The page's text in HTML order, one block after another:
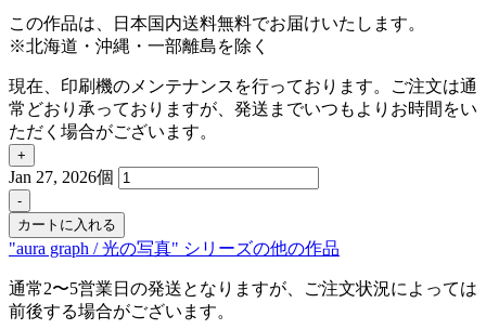
この作品は、日本国内送料無料でお届けいたします。
※北海道・沖縄・一部離島を除く
現在、印刷機のメンテナンスを行っております。ご注文は通
常どおり承っておりますが、発送までいつもよりお時間をい
ただく場合がございます。
+
Jan 27, 2026個
-
カートに入れる
"aura graph / 光の写真" シリーズの他の作品
通常2〜5営業日の発送となりますが、ご注文状況によっては
前後する場合がございます。